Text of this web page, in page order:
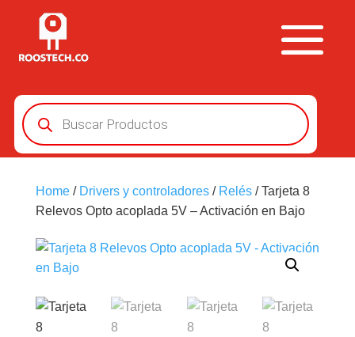
Búsqueda
de
productos
Home/ Drivers y controladores/ Relés/ Tarjeta 8
Relevos Opto acoplada 5V – Activación en Bajo